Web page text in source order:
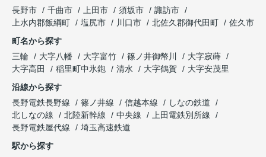
長野市
千曲市 上田市 須坂市
諏訪市
上水内郡飯綱町
塩尻市 川口市 北佐久郡御代田町
佐久市
町名から探す
三輪
大字八幡 大字富竹 篠ノ井御幣川
大字寂蒔
大字高田
稲里町中氷鉋 清水 大字鶴賀
大字安茂里
沿線から探す
長野電鉄長野線
篠ノ井線 信越本線
しなの鉄道
北しなの線
北陸新幹線 中央線
上田電鉄別所線
長野電鉄屋代線
埼玉高速鉄道
駅から探す